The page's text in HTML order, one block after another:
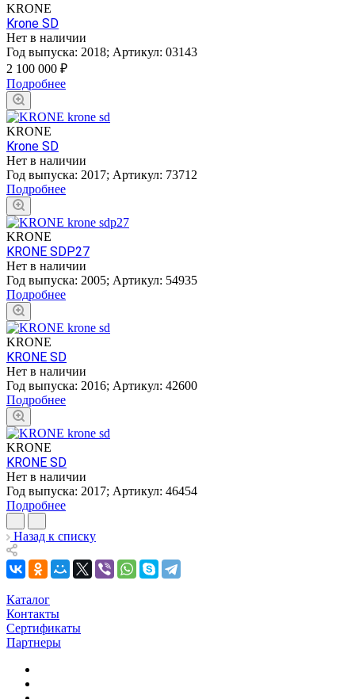
KRONE
Krone SD
Нет в наличии
Год выпуска: 2018; Артикул: 03143
2 100 000 ₽
Подробнее
KRONE
Krone SD
Нет в наличии
Год выпуска: 2017; Артикул: 73712
Подробнее
KRONE
KRONE SDP27
Нет в наличии
Год выпуска: 2005; Артикул: 54935
Подробнее
KRONE
KRONE SD
Нет в наличии
Год выпуска: 2016; Артикул: 42600
Подробнее
KRONE
KRONE SD
Нет в наличии
Год выпуска: 2017; Артикул: 46454
Подробнее
Назад к списку
Каталог
Контакты
Сертификаты
Партнеры